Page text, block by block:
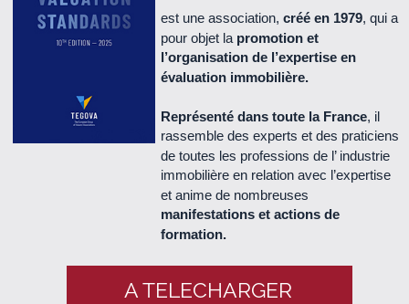
Le Cercle n°51 - décembre 2013 (1.3 Mo)
Le Cercle n°50 - octobre 2013 (670 Ko)
Le Cercle n°49 - juillet 2013 (500 Ko)
Le Cercle n°48 - mars 2013 (950 Ko)
Le Cercle n°47 - décembre 2012 (440 Ko)
Le Cercle n°46 - septembre 2012 (1.2 Mo)
est une association, créé en 1979, qui a
pour objet la promotion et
l’organisation de l’expertise en
évaluation immobilière.
Représenté dans toute la France, il
rassemble des experts et des praticiens
de toutes les professions de l’ industrie
immobilière en relation avec l’expertise
et anime de nombreuses
manifestations et actions de
formation.
A TELECHARGER